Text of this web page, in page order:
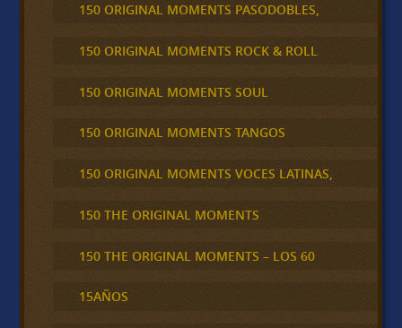
150 ORIGINAL MOMENTS PASODOBLES,
150 ORIGINAL MOMENTS ROCK & ROLL
150 ORIGINAL MOMENTS SOUL
150 ORIGINAL MOMENTS TANGOS
150 ORIGINAL MOMENTS VOCES LATINAS,
150 THE ORIGINAL MOMENTS
150 THE ORIGINAL MOMENTS – LOS 60
15AÑOS